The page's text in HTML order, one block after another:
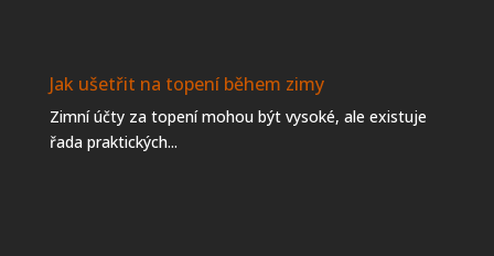
Jak ušetřit na topení během zimy
Zimní účty za topení mohou být vysoké, ale existuje
řada praktických...